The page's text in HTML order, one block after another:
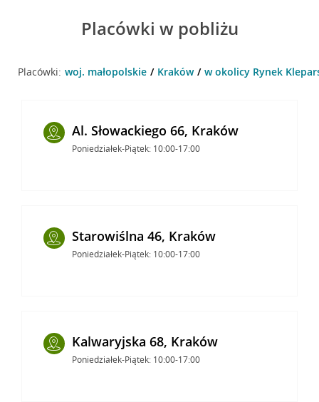
Placówki w pobliżu
Placówki: woj. małopolskie Kraków w okolicy Rynek
Al. Słowackiego 66, Kraków
Poniedziałek-Piątek: 10:00-17:00
Starowiślna 46, Kraków
Poniedziałek-Piątek: 10:00-17:00
Kalwaryjska 68, Kraków
Poniedziałek-Piątek: 10:00-17:00